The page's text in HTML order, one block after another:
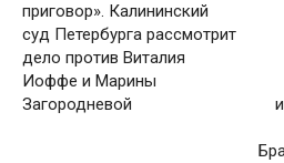
приговор». Калининский
суд Петербурга рассмотрит
дело против Виталия
Иоффе и Марины
Загородневой